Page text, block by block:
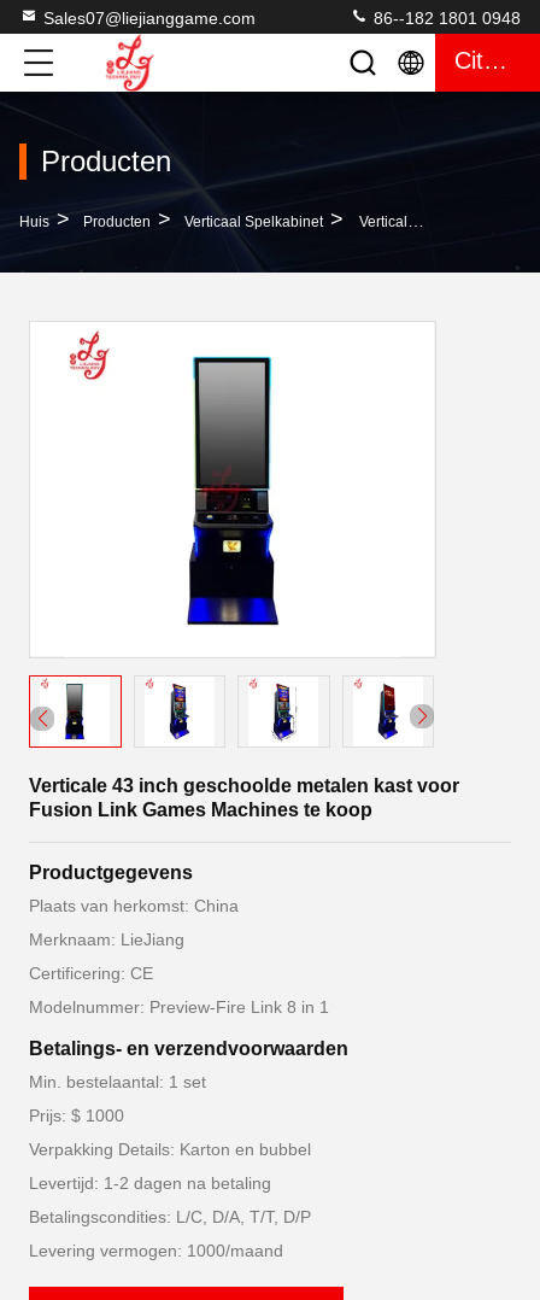
Sales07@liejianggame.com 86--182 1801 0948
Citaat
Producten
Huis > Producten > Verticaal Spelkabinet > Verticale 43 Inch Geschoolde Metalen Kast Voor Fusion Link Games Machines Te Koop
Verticale 43 inch geschoolde metalen kast voor
Fusion Link Games Machines te koop
Productgegevens
Plaats van herkomst: China
Merknaam: LieJiang
Certificering: CE
Modelnummer: Preview-Fire Link 8 in 1
Betalings- en verzendvoorwaarden
Min. bestelaantal: 1 set
Prijs: $ 1000
Verpakking Details: Karton en bubbel
Levertijd: 1-2 dagen na betaling
Betalingscondities: L/C, D/A, T/T, D/P
Levering vermogen: 1000/maand